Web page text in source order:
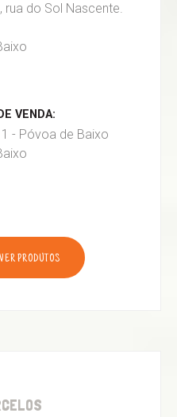
rua do Sol Nascente.
VENDA:
- Póvoa de Baixo
VER PRODUTOS